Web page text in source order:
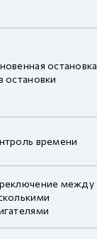
остановка
остановки
времени
между